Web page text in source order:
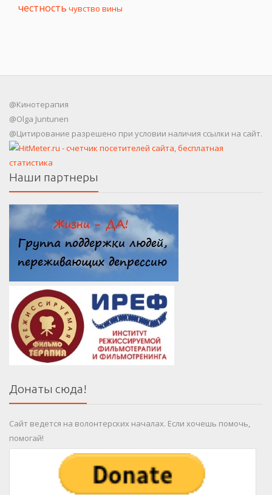
честность чувство вины
@Кинотерапия
@Olga Juntunen
@Цитирование разрешено при условии наличия ссылки на сайт.
Наши партнеры
Донаты сюда!
Сайт ведется на волонтерских началах. Если хочешь помочь,
помогай!